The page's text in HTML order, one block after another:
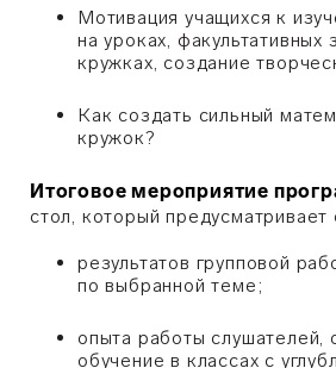
Мотивация учащихся к
на уроках, факультативных
кружках, создание
Как создать сильный
кружок?
Итоговое мероприятие
стол, который
результатов групповой
по выбранной теме;
опыта работы слушателей,
обучение в классах с